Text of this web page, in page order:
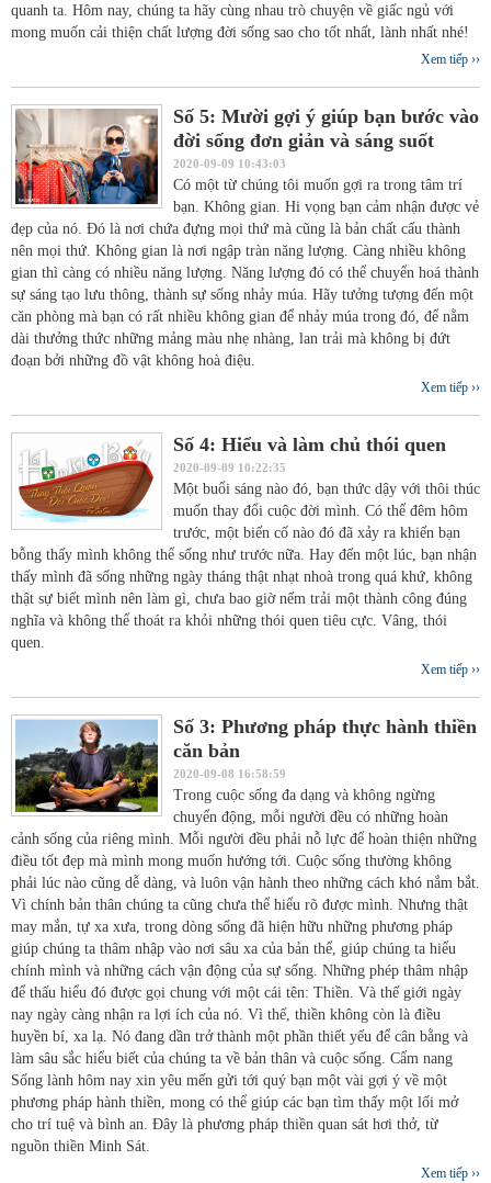
quanh ta. Hôm nay, chúng ta hãy cùng nhau trò chuyện về giấc ngủ với
mong muốn cải thiện chất lượng đời sống sao cho tốt nhất, lành nhất nhé!
Xem tiếp ››
Số 5: Mười gợi ý giúp bạn bước vào
đời sống đơn giản và sáng suốt
2020-09-09 10:43:03
Có một từ chúng tôi muốn gợi ra trong tâm trí
bạn. Không gian. Hi vọng bạn cảm nhận được vẻ
đẹp của nó. Đó là nơi chứa đựng mọi thứ mà cũng là bản chất cấu thành
nên mọi thứ. Không gian là nơi ngập tràn năng lượng. Càng nhiều không
gian thì càng có nhiều năng lượng. Năng lượng đó có thể chuyển hoá thành
sự sáng tạo lưu thông, thành sự sống nhảy múa. Hãy tưởng tượng đến một
căn phòng mà bạn có rất nhiều không gian để nhảy múa trong đó, để nằm
dài thưởng thức những mảng màu nhẹ nhàng, lan trải mà không bị đứt
đoạn bởi những đồ vật không hoà điệu.
Xem tiếp ››
Số 4: Hiểu và làm chủ thói quen
2020-09-09 10:22:35
Một buổi sáng nào đó, bạn thức dậy với thôi thúc
muốn thay đổi cuộc đời mình. Có thể đêm hôm
trước, một biến cố nào đó đã xảy ra khiến bạn
bỗng thấy mình không thể sống như trước nữa. Hay đến một lúc, bạn nhận
thấy mình đã sống những ngày tháng thật nhạt nhoà trong quá khứ, không
thật sự biết mình nên làm gì, chưa bao giờ nếm trải một thành công đúng
nghĩa và không thể thoát ra khỏi những thói quen tiêu cực. Vâng, thói
quen.
Xem tiếp ››
Số 3: Phương pháp thực hành thiền
căn bản
2020-09-08 16:58:59
Trong cuộc sống đa dạng và không ngừng
chuyển động, mỗi người đều có những hoàn
cảnh sống của riêng mình. Mỗi người đều phải nỗ lực để hoàn thiện những
điều tốt đẹp mà mình mong muốn hướng tới. Cuộc sống thường không
phải lúc nào cũng dễ dàng, và luôn vận hành theo những cách khó nắm bắt.
Vì chính bản thân chúng ta cũng chưa thể hiểu rõ được mình. Nhưng thật
may mắn, tự xa xưa, trong dòng sống đã hiện hữu những phương pháp
giúp chúng ta thâm nhập vào nơi sâu xa của bản thể, giúp chúng ta hiểu
chính mình và những cách vận động của sự sống. Những phép thâm nhập
để thấu hiểu đó được gọi chung với một cái tên: Thiền. Và thế giới ngày
nay ngày càng nhận ra lợi ích của nó. Vì thế, thiền không còn là điều
huyền bí, xa lạ. Nó đang dần trở thành một phần thiết yếu để cân bằng và
làm sâu sắc hiểu biết của chúng ta về bản thân và cuộc sống. Cẩm nang
Sống lành hôm nay xin yêu mến gửi tới quý bạn một vài gợi ý về một
phương pháp hành thiền, mong có thể giúp các bạn tìm thấy một lối mở
cho trí tuệ và bình an. Đây là phương pháp thiền quan sát hơi thở, từ
nguồn thiền Minh Sát.
Xem tiếp ››